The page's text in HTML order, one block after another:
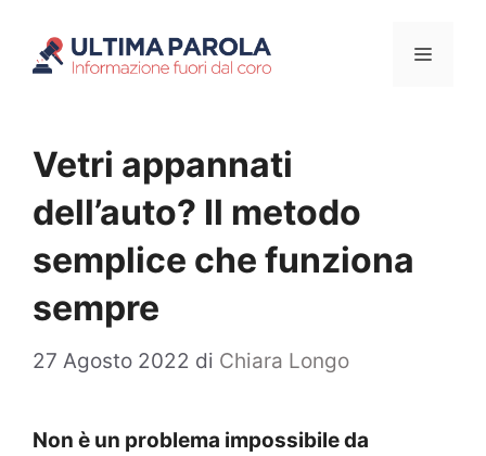
Menu
Vetri appannati
dell’auto? Il metodo
semplice che funziona
sempre
27 Agosto 2022 di Chiara Longo
Non è un problema impossibile da